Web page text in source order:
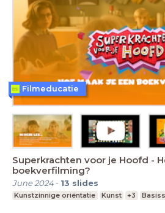
Superkrachten voor je Hoofd -
boekverfilming?
June 2024- 13 slides
Kunstzinnige oriëntatie Kunst +3
Filmeducatie